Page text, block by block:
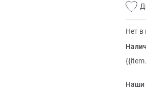
Нет в
Наши